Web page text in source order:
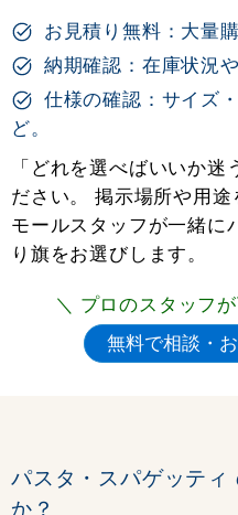
お見積り無料：大量
納期確認：在庫状況
仕様の確認：サイズ
ど。
「どれを選べばいいか
ださい。 掲示場所や用
モールスタッフが一緒に
り旗をお選びします。
＼ プロのスタッフ
パスタ・スパゲッテ
か？